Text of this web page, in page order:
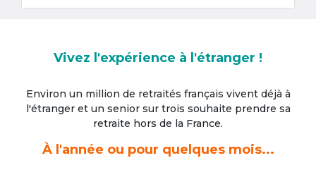
Vivez l'expérience à l'étranger !
Environ un million de retraités français vivent déjà à
l'étrangeret un senior sur trois souhaite prendre sa
retraite hors de la France.
À l'année ou pour quelques mois...